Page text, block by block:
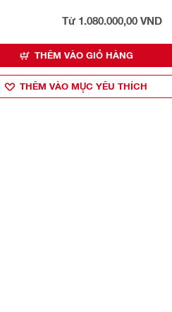
Từ 1.080.000,00 VND
THÊM VÀO GIỎ HÀNG
THÊM VÀO MỤ̣C YÊU THÍCH